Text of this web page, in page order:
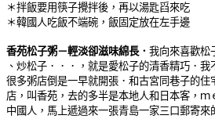
＊拌飯要用筷子攪拌後，再以湯匙舀來吃
＊韓國人吃飯不端碗，飯固定放在左手邊
香苑松子粥－輕淡卻滋味綿長． 我向來喜歡松
、炒松子．．．，就是愛松子的清香精巧．
很多粥店倒是一早就開張．和古宮同巷子的住
店，叫香苑，去的多半是本地人和日本客，
中國人，馬上遞過來一張青島一家三口郵寄